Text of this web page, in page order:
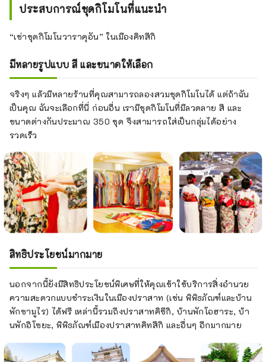
ประสบการณ์ชุดกิโมโนที่แนะนำ
“เช่าชุดกิโมโนวาราคุอัน” ในเมืองคิทสึกิ
มีหลายรูปแบบ สี และขนาดให้เลือก
จริงๆ แล้วมีหลายร้านที่คุณสามารถลองสวมชุดกิโมโนได้ แต่ถ้าฉัน
เป็นคุณ ฉันจะเลือกที่นี่ ก่อนอื่น เรามีชุดกิโมโนที่มีลวดลาย สี และ
ขนาดต่างกันประมาณ 350 ชุด จึงสามารถใส่เป็นกลุ่มได้อย่าง
รวดเร็ว
สิทธิประโยชน์มากมาย
นอกจากนี้ยังมีสิทธิประโยชน์พิเศษที่ให้คุณเข้าใช้บริการสิ่งอำนวย
ความสะดวกแบบชำระเงินในเมืองปราสาท (เช่น พิพิธภัณฑ์และบ้าน
พักซามูไร) ได้ฟรี เหล่านี้รวมถึงปราสาทคิซึกิ, บ้านพักโอฮาระ, บ้า
นพักอิโซยะ, พิพิธภัณฑ์เมืองปราสาทคิทสึกิ และอื่นๆ อีกมากมาย